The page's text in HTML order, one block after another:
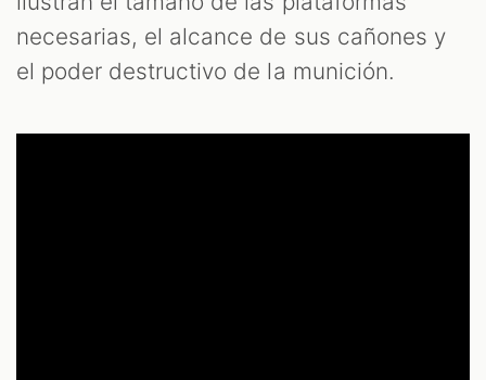
necesarias, el alcance de sus cañones y
el poder destructivo de la munición.